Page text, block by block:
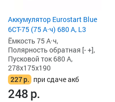
Аккумулятор Eurostart Blue
6CT-75 (75 А·ч) 680 А, L3
Ёмкость 75 А·ч,
Полярность обратная [- +],
Пусковой ток 680 А,
278x175x190
227р. при сдаче акб
248р.